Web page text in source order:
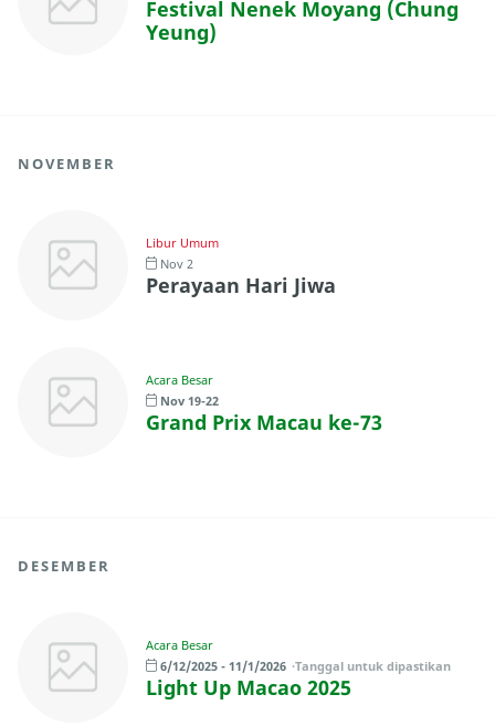
Festival Nenek Moyang (Chung
Yeung)
NOVEMBER
Libur Umum
Nov 2
Perayaan Hari Jiwa
Acara Besar
Nov 19-22
Grand Prix Macau ke-73
DESEMBER
Acara Besar
6/12/2025 - 11/1/2026 Tanggal untuk dipastikan
Light Up Macao 2025